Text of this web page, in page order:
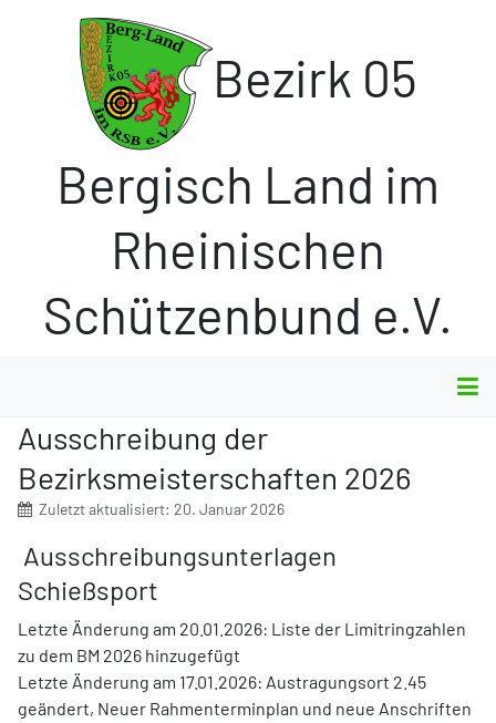
Bezirk 05
Bergisch Land im
Rheinischen
Schützenbund e.V.
Ausschreibung der
Bezirksmeisterschaften 2026
Zuletzt aktualisiert: 20. Januar 2026
Ausschreibungsunterlagen
Schießsport
Letzte Änderung am 20.01.2026: Liste der Limitringzahlen
zu dem BM 2026 hinzugefügt
Letzte Änderung am 17.01.2026: Austragungsort 2.45
geändert, Neuer Rahmenterminplan und neue Anschriften